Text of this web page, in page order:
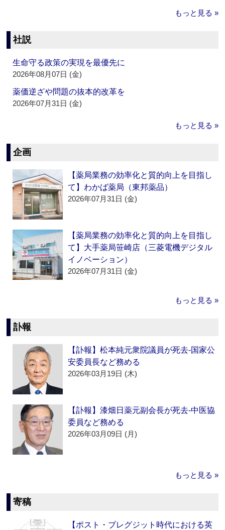
もっと見る »
社説
生命守る政策の実現を最優先に
2026年08月07日 (金)
薬価逆ざや問題の抜本的改革を
2026年07月31日 (金)
もっと見る »
企画
【薬局業務の効率化と質的向上を目指し
て】わかば薬局（東邦薬品）
2026年07月31日 (金)
【薬局業務の効率化と質的向上を目指し
て】大手薬局笹崎店（三菱電機デジタル
イノベーション）
2026年07月31日 (金)
もっと見る »
訃報
【訃報】松本純元衆院議員が死去‐国家公
安委員長など務める
2026年03月19日 (木)
【訃報】漆畑日薬元副会長が死去‐中医協
委員など務める
2026年03月09日 (月)
もっと見る »
寄稿
【ポスト・ブレグジット時代における英